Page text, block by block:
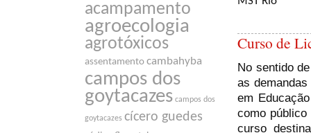
acampamento
agroecologia
agrotóxicos
assentamento cambahyba
campos dos
goytacazes campos dos
goytacazes cícero guedes
Curso de
No sentido
as
em
como público
curso